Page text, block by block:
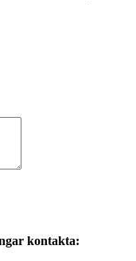
kontakta: